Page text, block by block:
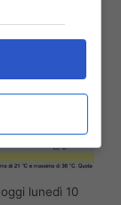
lunedì 10